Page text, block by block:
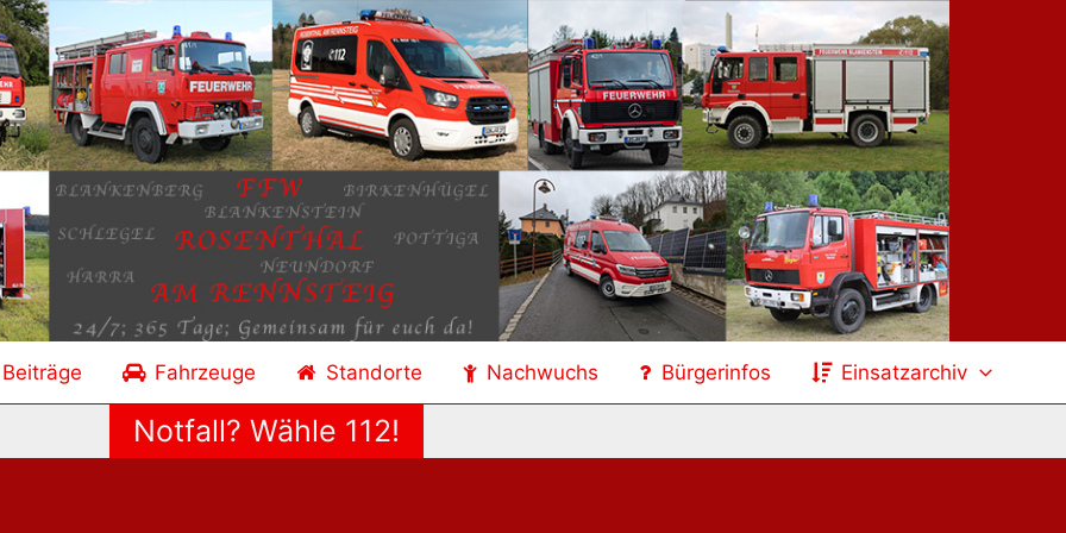
Fahrzeuge Standorte Nachwuchs Bürgerinfos Einsatzarchiv
Notfall? Wähle 112!